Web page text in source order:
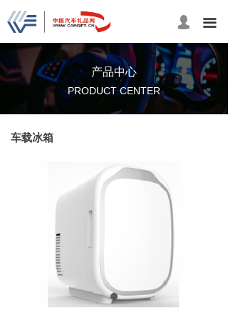
끀
넙
产品中心
PRODUCT CENTER
车载冰箱